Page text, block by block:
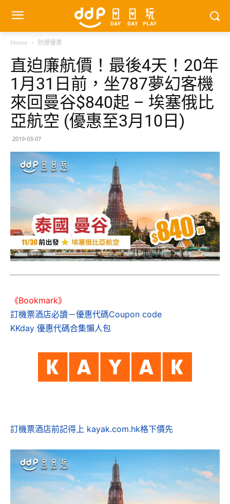
Home 熱爆優惠
直迫廉航價！最後4天！20年
1月31日前，坐787夢幻客機
來回曼谷$840起 – 埃塞俄比
亞航空 (優惠至3月10日)
2019-03-07
《Bookmark》
訂機票酒店必讀－優惠代碼Coupon code
KKday 優惠代碼合集懶人包
訂機票酒店前記得上 kayak.com.hk格下價先